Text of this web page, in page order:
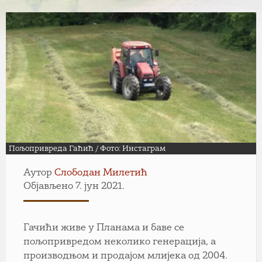
Пољопривреда Гаћић / Фото: Инстаграм
Аутор Слободан Милетић
Објављено 7. јун 2021.
Гачићи живе у Планама и баве се
пољопривредом неколико генерација, а
производњом и продајом млијека од 2004.